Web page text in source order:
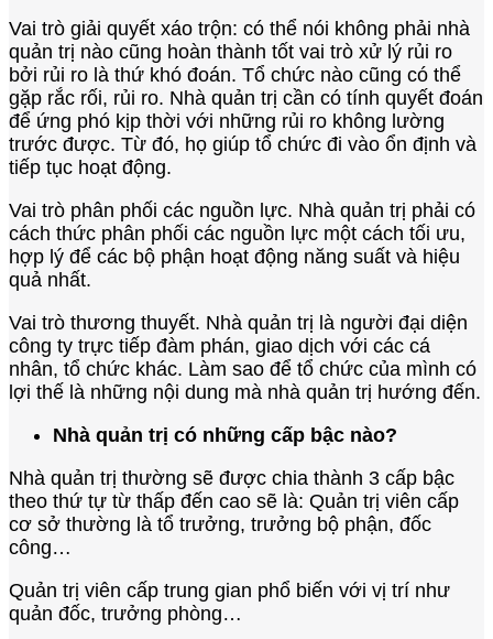
Vai trò giải quyết xáo trộn: có thể nói không phải nhà
quản trị nào cũng hoàn thành tốt vai trò xử lý rủi ro
bởi rủi ro là thứ khó đoán. Tổ chức nào cũng có thể
gặp rắc rối, rủi ro. Nhà quản trị cần có tính quyết đoán
để ứng phó kịp thời với những rủi ro không lường
trước được. Từ đó, họ giúp tổ chức đi vào ổn định và
tiếp tục hoạt động.
Vai trò phân phối các nguồn lực. Nhà quản trị phải có
cách thức phân phối các nguồn lực một cách tối ưu,
hợp lý để các bộ phận hoạt động năng suất và hiệu
quả nhất.
Vai trò thương thuyết. Nhà quản trị là người đại diện
công ty trực tiếp đàm phán, giao dịch với các cá
nhân, tổ chức khác. Làm sao để tổ chức của mình có
lợi thế là những nội dung mà nhà quản trị hướng đến.
Nhà quản trị có những cấp bậc nào?
Nhà quản trị thường sẽ được chia thành 3 cấp bậc
theo thứ tự từ thấp đến cao sẽ là: Quản trị viên cấp
cơ sở thường là tổ trưởng, trưởng bộ phận, đốc
công…
Quản trị viên cấp trung gian phổ biến với vị trí như
quản đốc, trưởng phòng…